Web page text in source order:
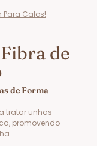
Para Calos!
de
de Forma
tratar unhas
promovendo